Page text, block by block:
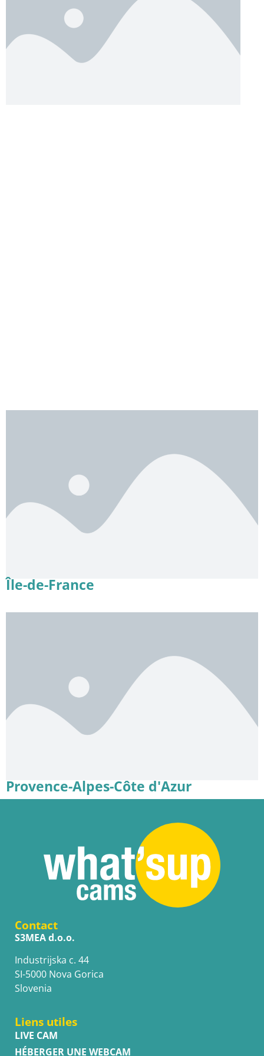
Île-de-France
Provence-Alpes-Côte d'Azur
Contact
S3MEA d.o.o.
Industrijska c. 44
SI-5000 Nova Gorica
Slovenia
Liens utiles
LIVE CAM
HÉBERGER UNE WEBCAM